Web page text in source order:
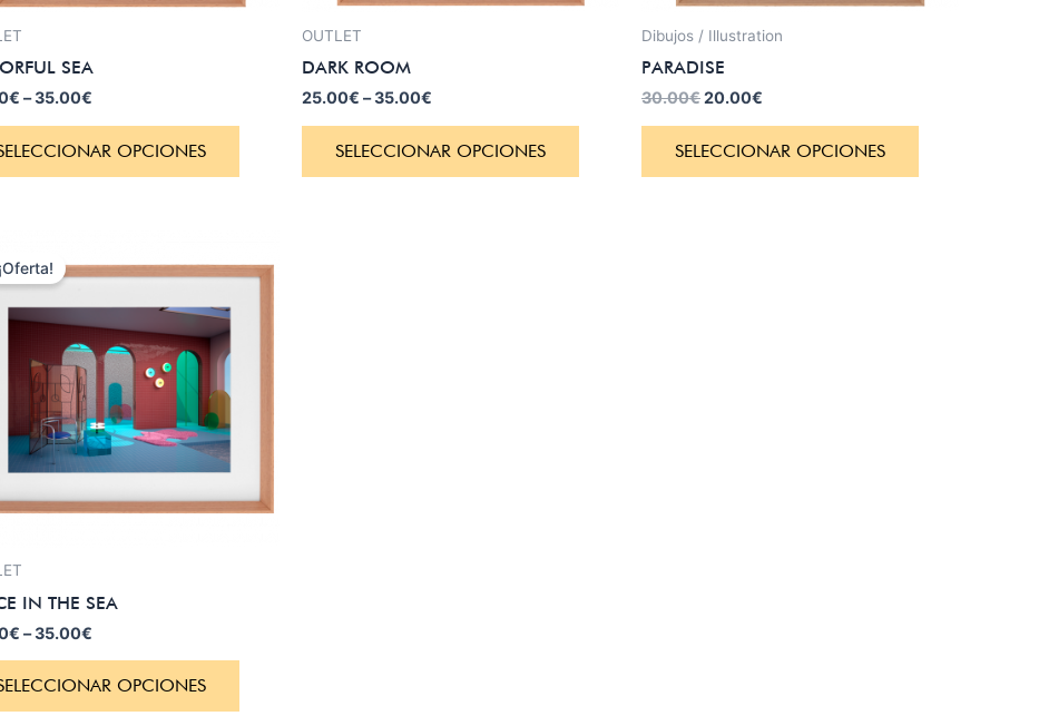
SEA
€ –35.00€
OPCIONES
OUTLET
DARK ROOM
25.00€ –35.00€
SELECCIONAR OPCIONES
Dibujos / Illustration
PARADISE
30.00€20.00€
SELECCIONAR OPCIONES
¡Oferta!
IN THE SEA
€ –35.00€
OPCIONES